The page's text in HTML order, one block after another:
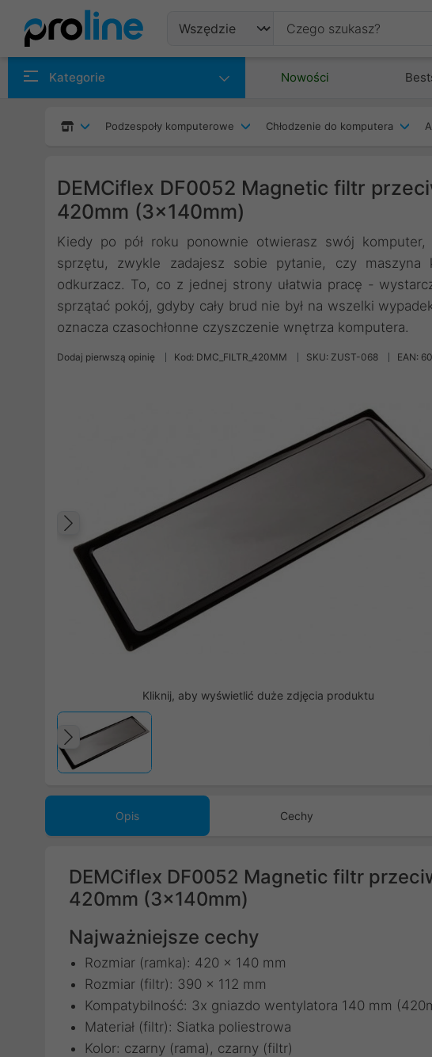
Kategorie Nowości
Podzespoły komputerowe Chłodzenie do komputera
DEMCiflex DF0052 Magnetic filtr
420mm (3x140mm)
Kiedy po pół roku ponownie otwierasz swój
sprzętu, zwykle zadajesz sobie pytanie, czy
odkurzacz. To, co z jednej strony ułatwia pracę -
sprzątać pokój, gdyby cały brud nie był na wszelki
oznacza czasochłonne czyszczenie wnętrza komputera.
Dodaj pierwszą opinię Kod: DMC_FILTR_420MM SKU: ZUST-068 EAN:
Poprzedni
Kliknij, aby wyświetlić duże zdjęcia produktu
Poprzedni
Opis Cechy
DEMCiflex DF0052 Magnetic filtr
420mm (3x140mm)
Najważniejsze cechy
Rozmiar (ramka): 420 x 140 mm
Rozmiar (filtr): 390 x 112 mm
Kompatybilność: 3x gniazdo wentylatora 140 mm
Materiał (filtr): Siatka poliestrowa
Kolor: czarny (rama), czarny (filtr)